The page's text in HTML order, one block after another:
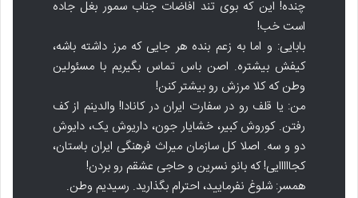
چنده! این که بوی تند افاضات جناب سمور بغل جاده
است خب!
بابایی: و اما به زعم بنده هر جایی که مرز داشته باشه،
کیفش بیشتره. اصن باس تماس بگیریم با مسئولین
وطن که کلا مرزش رو بیشتر کنن!
من: یا قلف رو در سفارت ایران در کانادا! والدینم از کف
رفتن. کوروش کبیر، خشایار جون، داریوش یک، دایوش
دو و سه. اصلا کل سازمان میراث فرهنگی ایران باستان،
کجااااایی! که بانو نسرین و حاجی عشقم رو بردن!
همسر: شلوغ نفرمایید، احترام بگذارید. رسیدیم وطن.